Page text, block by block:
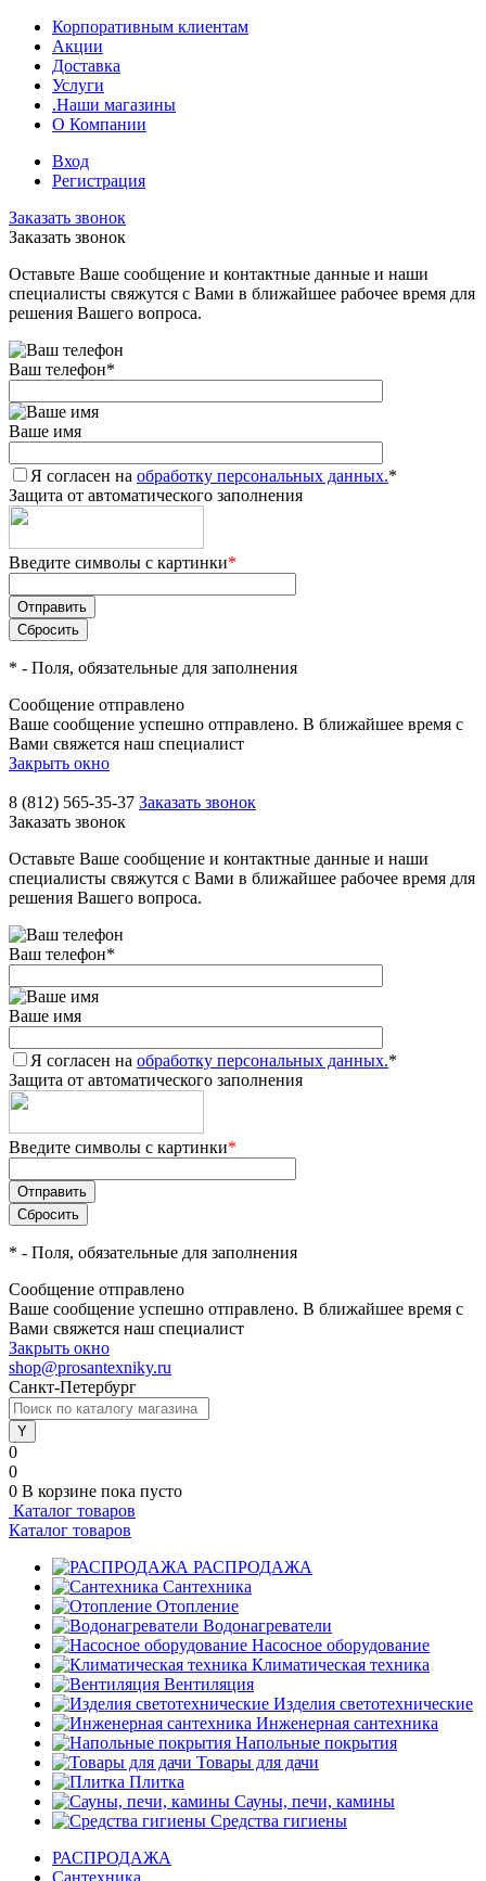
Корпоративным клиентам
Акции
Доставка
Услуги
.Наши магазины
О Компании
Вход
Регистрация
Заказать звонок
Заказать звонок
Оставьте Ваше сообщение и контактные данные и наши
специалисты свяжутся с Вами в ближайшее рабочее время для
решения Вашего вопроса.
Ваш телефон*
Ваше имя
Я согласен на обработку персональных данных.*
Защита от автоматического заполнения
Введите символы с картинки*
* - Поля, обязательные для заполнения
Сообщение отправлено
Ваше сообщение успешно отправлено. В ближайшее время с
Вами свяжется наш специалист
Закрыть окно
8 (812) 565-35-37 Заказать звонок
Заказать звонок
Оставьте Ваше сообщение и контактные данные и наши
специалисты свяжутся с Вами в ближайшее рабочее время для
решения Вашего вопроса.
Ваш телефон*
Ваше имя
Я согласен на обработку персональных данных.*
Защита от автоматического заполнения
Введите символы с картинки*
* - Поля, обязательные для заполнения
Сообщение отправлено
Ваше сообщение успешно отправлено. В ближайшее время с
Вами свяжется наш специалист
Закрыть окно
shop@prosantexniky.ru
Санкт-Петербург
0
0
0 В корзине пока пусто
Каталог товаров
Каталог товаров
РАСПРОДАЖА
Сантехника
Отопление
Водонагреватели
Насосное оборудование
Климатическая техника
Вентиляция
Изделия светотехнические
Инженерная сантехника
Напольные покрытия
Товары для дачи
Плитка
Сауны, печи, камины
Средства гигиены
РАСПРОДАЖА
Сантехника